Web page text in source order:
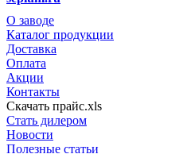
О заводе
Каталог продукции
Доставка
Оплата
Акции
Контакты
Скачать прайс.xls
Стать дилером
Новости
Полезные статьи